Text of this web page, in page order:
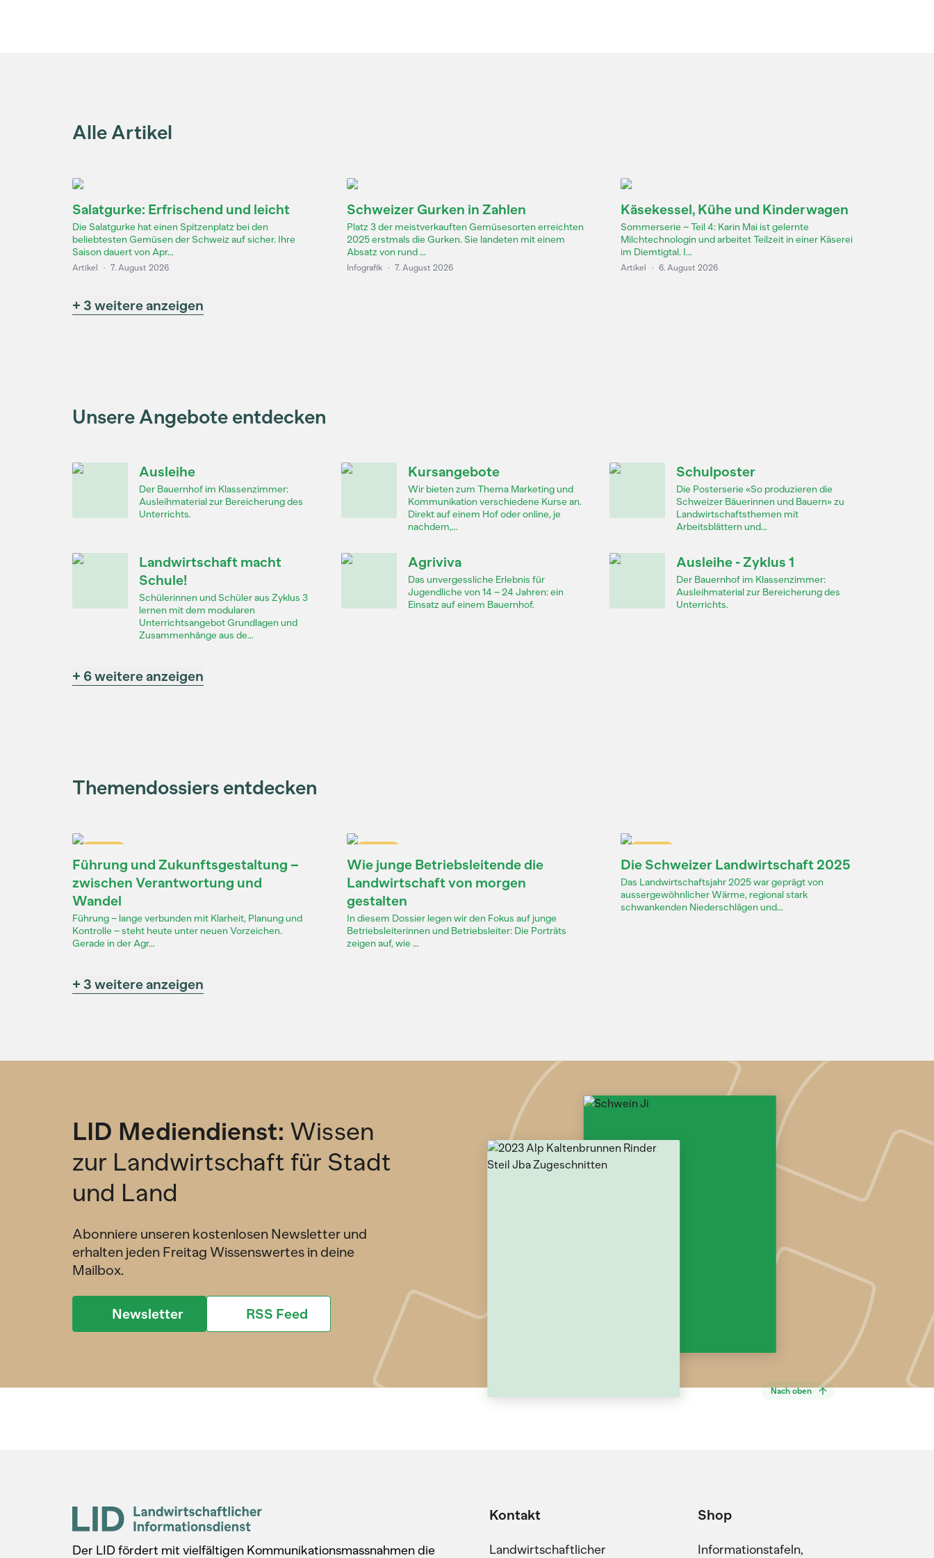
Alle Artikel
Salatgurke: Erfrischend und leicht
Die Salatgurke hat einen Spitzenplatz bei den
beliebtesten Gemüsen der Schweiz auf sicher. Ihre
Saison dauert von Apr...
Artikel · 7. August 2026
Schweizer Gurken in Zahlen
Platz 3 der meistverkauften Gemüsesorten erreichten
2025 erstmals die Gurken. Sie landeten mit einem
Absatz von rund ...
Infografik · 7. August 2026
Käsekessel, Kühe und Kinderwagen
Sommerserie – Teil 4: Karin Mai ist gelernte
Milchtechnologin und arbeitet Teilzeit in einer Käserei
im Diemtigtal. I...
Artikel · 6. August 2026
+ 3 weitere anzeigen
Unsere Angebote entdecken
Ausleihe
Der Bauernhof im Klassenzimmer:
Ausleihmaterial zur Bereicherung des
Unterrichts.
Kursangebote
Wir bieten zum Thema Marketing und
Kommunikation verschiedene Kurse an.
Direkt auf einem Hof oder online, je
nachdem,...
Schulposter
Die Posterserie «So produzieren die
Schweizer Bäuerinnen und Bauern» zu
Landwirtschaftsthemen mit
Arbeitsblättern und...
Landwirtschaft macht
Schule!
Schülerinnen und Schüler aus Zyklus 3
lernen mit dem modularen
Unterrichtsangebot Grundlagen und
Zusammenhänge aus de...
Agriviva
Das unvergessliche Erlebnis für
Jugendliche von 14 – 24 Jahren: ein
Einsatz auf einem Bauernhof.
Ausleihe - Zyklus 1
Der Bauernhof im Klassenzimmer:
Ausleihmaterial zur Bereicherung des
Unterrichts.
+ 6 weitere anzeigen
Themendossiers entdecken
Führung und Zukunftsgestaltung –
zwischen Verantwortung und
Wandel
Führung – lange verbunden mit Klarheit, Planung und
Kontrolle – steht heute unter neuen Vorzeichen.
Gerade in der Agr...
Wie junge Betriebsleitende die
Landwirtschaft von morgen
gestalten
In diesem Dossier legen wir den Fokus auf junge
Betriebsleiterinnen und Betriebsleiter: Die Porträts
zeigen auf, wie ...
Die Schweizer Landwirtschaft 2025
Das Landwirtschaftsjahr 2025 war geprägt von
aussergewöhnlicher Wärme, regional stark
schwankenden Niederschlägen und...
+ 3 weitere anzeigen
LID Mediendienst: Wissen
zur Landwirtschaft für Stadt
und Land
Abonniere unseren kostenlosen Newsletter und
erhalten jeden Freitag Wissenswertes in deine
Mailbox.
Newsletter RSS Feed
Nach oben
Der LID fördert mit vielfältigen Kommunikationsmassnahmen die
Kontakt
Landwirtschaftlicher
Shop
Informationstafeln,